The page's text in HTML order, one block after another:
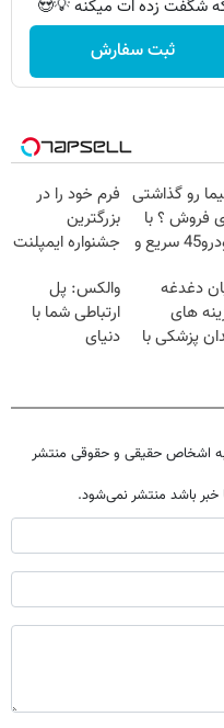
شگفت زده ات میکنه 💡😍
ثبت سفارش
رو گذاشتی
فروش ؟ با
خودرو45 سریع و
فرم خود را در
بزرگترین
جشنواره ایمپلنت
فقط ۲۵ میلیون
دغدغه
های
پزشکی با
والکس: پل
ارتباطی شما با
دنیای
به اشخاص حقیقی و حقوقی منتشر
خبر باشد منتشر نمی‌شود.